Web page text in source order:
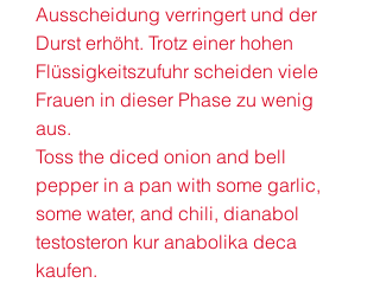
Ausscheidung verringert und der
Durst erhöht. Trotz einer hohen
Flüssigkeitszufuhr scheiden viele
Frauen in dieser Phase zu wenig
aus.
Toss the diced onion and bell
pepper in a pan with some garlic,
some water, and chili, dianabol
testosteron kur anabolika deca
kaufen.